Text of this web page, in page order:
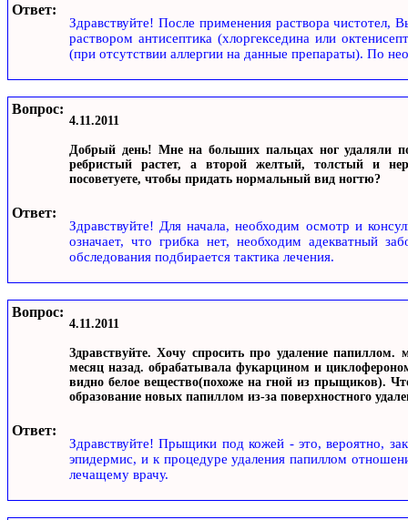
Ответ:
Здравствуйте! После применения раствора
раствором антисептика (хлоргекседина или
(при отсутствии аллергии на данные препараты). По
Вопрос:
4.11.2011
Добрый день! Мне на больших пальцах ног удаляли
ребристый растет, а второй желтый, толстый и
посоветуете, чтобы придать нормальный вид ногтю?
Ответ:
Здравствуйте! Для начала, необходим осмотр и
означает, что грибка нет, необходим адекватный
обследования подбирается тактика лечения.
Вопрос:
4.11.2011
Здравствуйте. Хочу спросить про удаление
месяц назад. обрабатывала фукарцином и
видно белое вещество(похоже на гной из прыщиков).
образование новых папиллом из-за поверхностного
Ответ:
Здравствуйте! Прыщики под кожей - это, вероятно,
эпидермис, и к процедуре удаления папиллом
лечащему врачу.